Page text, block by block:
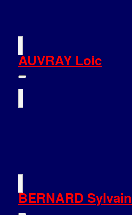
AUVRAY Loic
BERNARD Sylvain